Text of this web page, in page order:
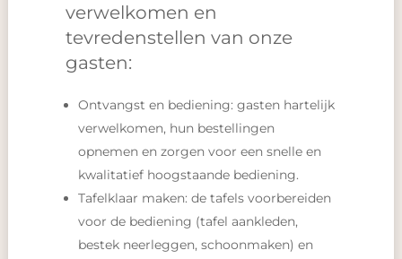
verwelkomen en
tevredenstellen van onze
gasten:
Ontvangst en bediening: gasten hartelijk
verwelkomen, hun bestellingen
opnemen en zorgen voor een snelle en
kwalitatief hoogstaande bediening.
Tafelklaar maken: de tafels voorbereiden
voor de bediening (tafel aankleden,
bestek neerleggen, schoonmaken) en